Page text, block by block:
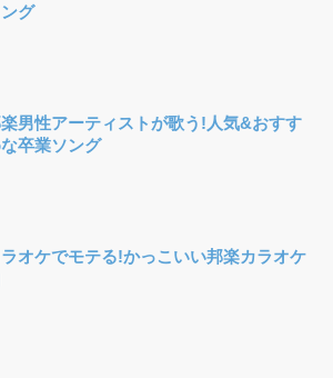
グ
男性アーティストが歌う!人気&おすす
卒業ソング
ラオケでモテる!かっこいい邦楽カラオケ